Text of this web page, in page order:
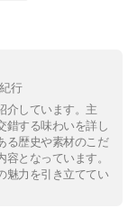
行
介しています。主
錯する味わいを詳し
る歴史や素材のこだ
となっています。
魅力を引き立ててい